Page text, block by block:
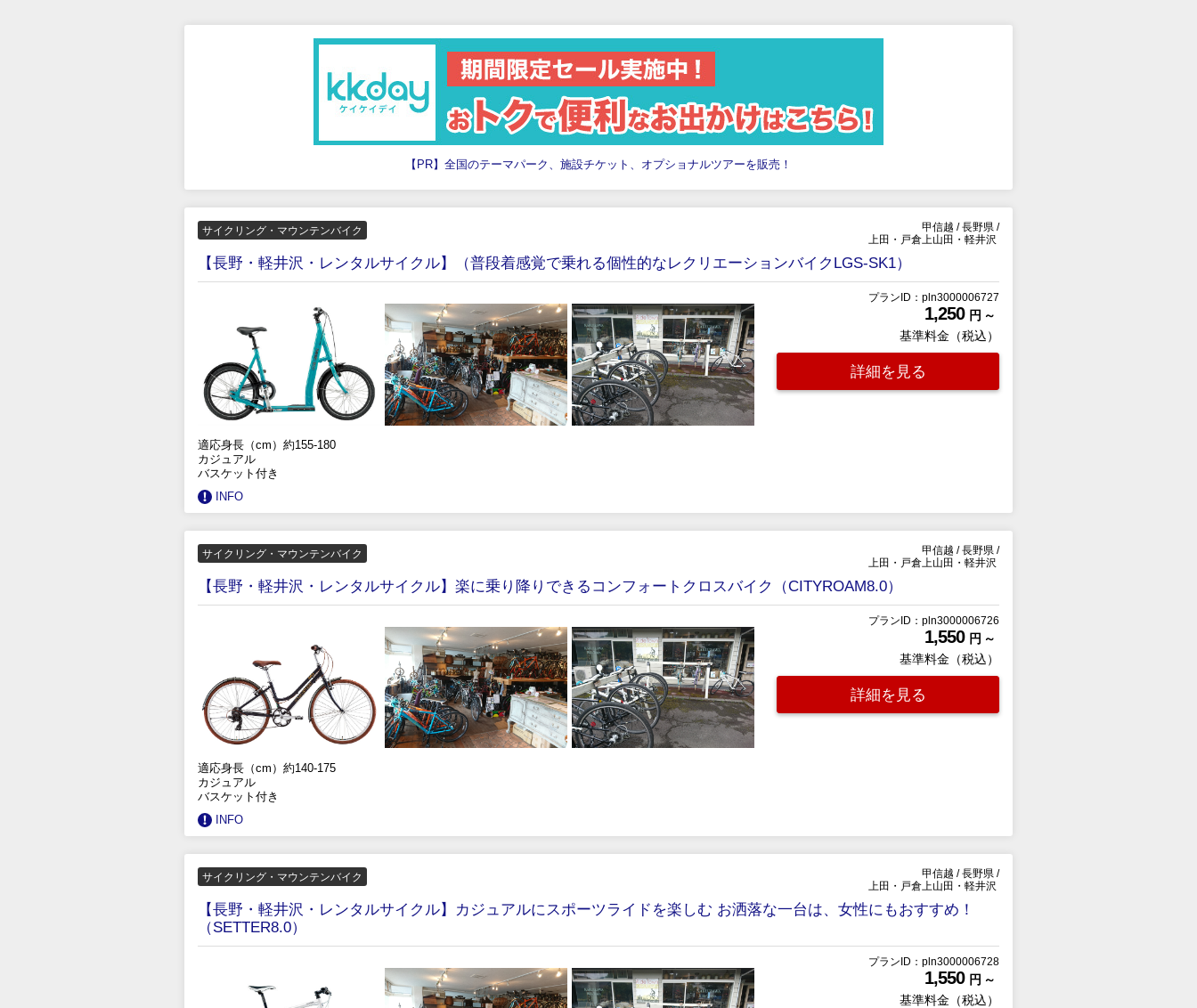
【PR】全国のテーマパーク、施設チケット、オプショナルツアーを販売！
サイクリング・マウンテンバイク 甲信越 / 長野県 /
上田・戸倉上山田・軽井沢
【長野・軽井沢・レンタルサイクル】（普段着感覚で乗れる個性的なレクリエーションバイクLGS-SK1）
プランID：pln3000006727
1,250 円 ～
基準料金（税込）
詳細を見る
適応身長（cm）約155-180
カジュアル
バスケット付き
INFO
サイクリング・マウンテンバイク 甲信越 / 長野県 /
上田・戸倉上山田・軽井沢
【長野・軽井沢・レンタルサイクル】楽に乗り降りできるコンフォートクロスバイク（CITYROAM8.0）
プランID：pln3000006726
1,550 円 ～
基準料金（税込）
詳細を見る
適応身長（cm）約140-175
カジュアル
バスケット付き
INFO
サイクリング・マウンテンバイク 甲信越 / 長野県 /
上田・戸倉上山田・軽井沢
【長野・軽井沢・レンタルサイクル】カジュアルにスポーツライドを楽しむ お洒落な一台は、女性にもおすすめ！
（SETTER8.0）
プランID：pln3000006728
1,550 円 ～
基準料金（税込）